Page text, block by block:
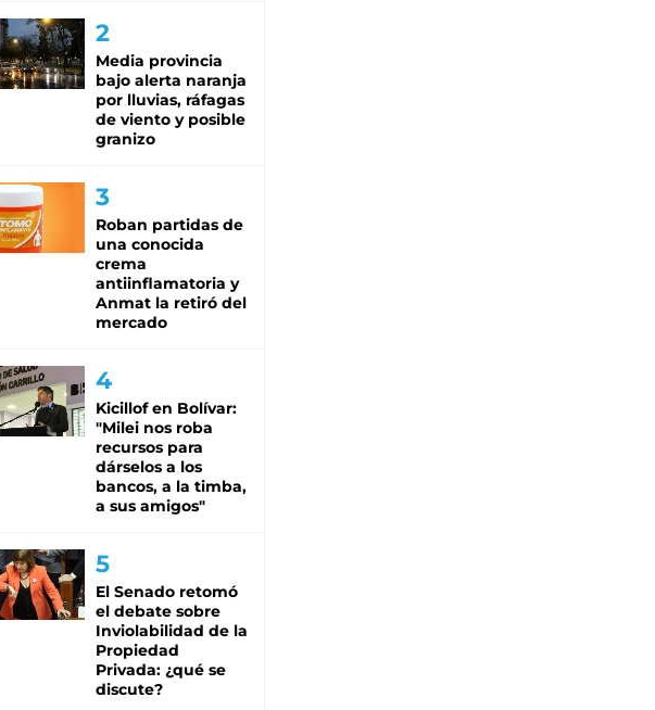
Media provincia
bajo alerta naranja
por lluvias, ráfagas
de viento y posible
granizo
Roban partidas de
una conocida
crema
antiinflamatoria y
Anmat la retiró del
mercado
Kicillof en Bolívar:
"Milei nos roba
recursos para
dárselos a los
bancos, a la timba,
a sus amigos"
El Senado retomó
el debate sobre
Inviolabilidad de la
Propiedad
Privada: ¿qué se
discute?